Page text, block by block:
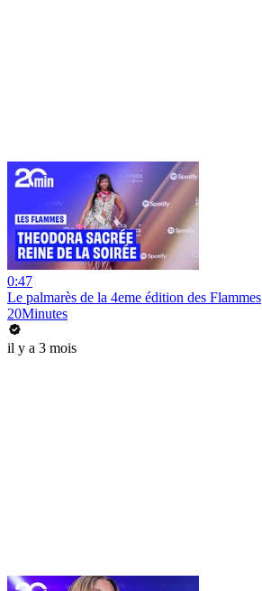
0:47
Le palmarès de la 4eme édition des Flammes
20Minutes
il y a 3 mois